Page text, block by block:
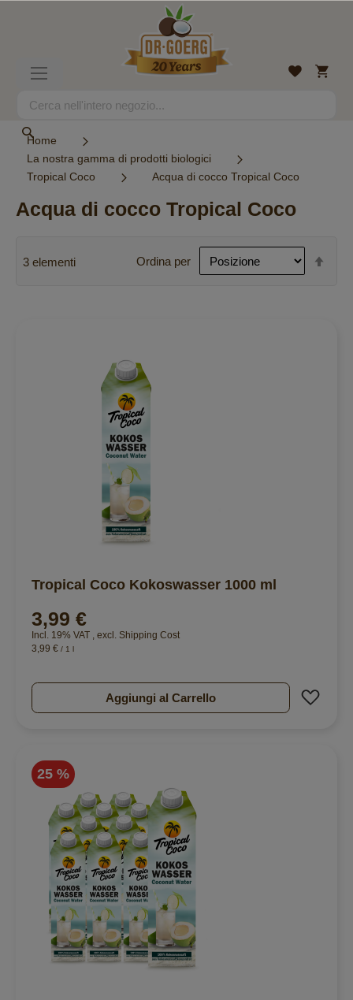
Search
Lista
Home
La nostra gamma di prodotti biologici
Tropical Coco
Acqua di cocco Tropical Coco
Acqua di cocco Tropical Coco
3 elementi Ordina per
Tropical Coco Kokoswasser 1000 ml
3,99 €
Incl. 19% VAT , excl. Shipping Cost
3,99 € / 1 l
Aggiungi al Carrello
25 %